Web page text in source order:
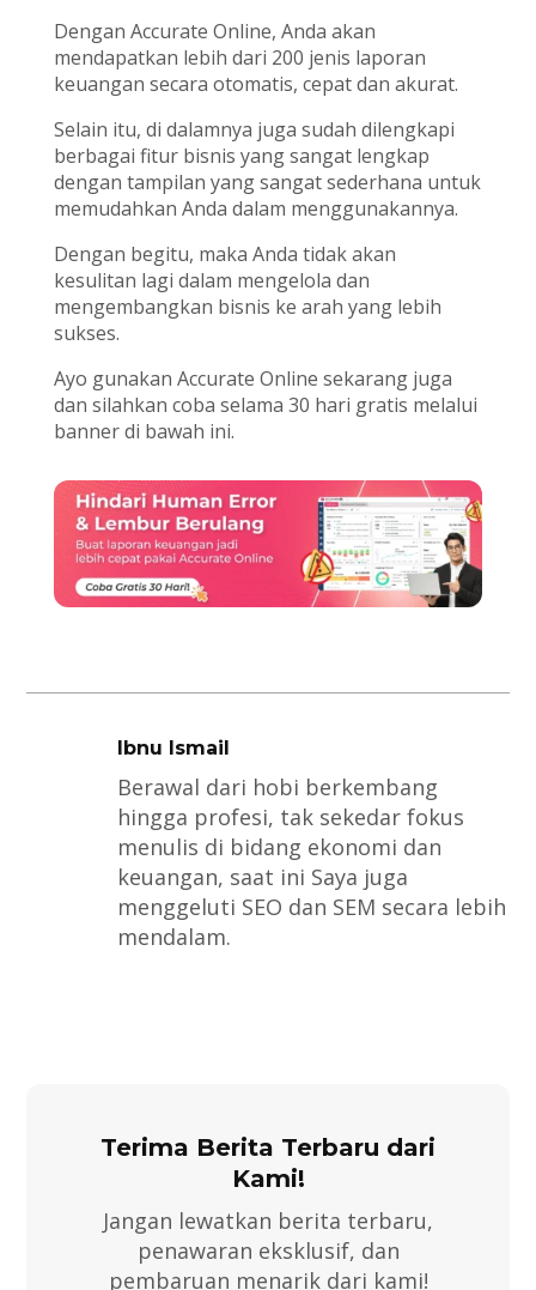
Dengan Accurate Online, Anda akan
mendapatkan lebih dari 200 jenis laporan
keuangan secara otomatis, cepat dan akurat.
Selain itu, di dalamnya juga sudah dilengkapi
berbagai fitur bisnis yang sangat lengkap
dengan tampilan yang sangat sederhana untuk
memudahkan Anda dalam menggunakannya.
Dengan begitu, maka Anda tidak akan
kesulitan lagi dalam mengelola dan
mengembangkan bisnis ke arah yang lebih
sukses.
Ayo gunakan Accurate Online sekarang juga
dan silahkan coba selama 30 hari gratis melalui
banner di bawah ini.
Ibnu Ismail
Berawal dari hobi berkembang
hingga profesi, tak sekedar fokus
menulis di bidang ekonomi dan
keuangan, saat ini Saya juga
menggeluti SEO dan SEM secara lebih
mendalam.
Terima Berita Terbaru dari
Kami!
Jangan lewatkan berita terbaru,
penawaran eksklusif, dan
pembaruan menarik dari kami!